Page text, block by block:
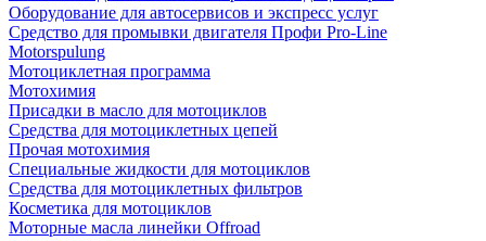
Оборудование для автосервисов и экспресс услуг
Средство для промывки двигателя Профи Pro-Line
Motorspulung
Мотоциклетная программа
Мотохимия
Присадки в масло для мотоциклов
Средства для мотоциклетных цепей
Прочая мотохимия
Специальные жидкости для мотоциклов
Средства для мотоциклетных фильтров
Косметика для мотоциклов
Моторные масла линейки Offroad